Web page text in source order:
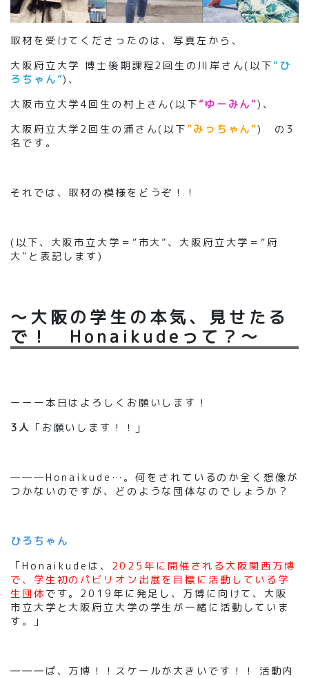
取材を受けてくださったのは、写真左から、
大阪府立大学 博士後期課程2回生の川岸さん(以下 ”ひ
ろちゃん”)、
大阪市立大学4回生の村上さん(以下 ”ゆーみん”)、
大阪府立大学2回生の浦さん(以下 ”みっちゃん”) の3
名です。
それでは、取材の模様をどうぞ！！
(以下、大阪市立大学＝“市大”、大阪府立大学＝“府
大”と表記します)
～大阪の学生の本気、見せたる
で！ Honaikudeって？～
ーーー本日はよろしくお願いします！
3人 「お願いします！！」
―――Honaikude…。何をされているのか全く想像が
つかないのですが、どのような団体なのでしょうか？
ひろちゃん
「Honaikudeは、 2025年に開催される大阪関西万博
で、学生初のパビリオン出展を目標に活動している学
生団体 です。2019年に発足し、万博に向けて、大阪
市立大学と大阪府立大学の学生が一緒に活動していま
す。」
―――ば、万博！！スケールが大きいです！！ 活動内